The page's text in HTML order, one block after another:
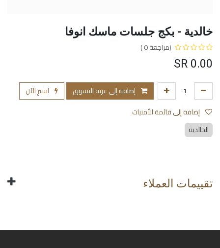
خالدية - بكج جلسات ماسك انوفا
(مراجعة 0 )
0.00
إضافة إلى عربة التسوق
اشترِ الآن
الخالدية
تقييمات العملاء